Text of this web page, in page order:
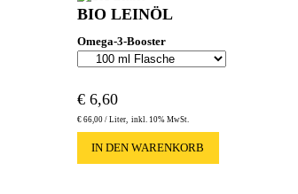
BIO LEINÖL
Omega-3-Booster
€ 6,60
€ 66,00 / Liter inkl. 10% MwSt.
IN DEN WARENKORB